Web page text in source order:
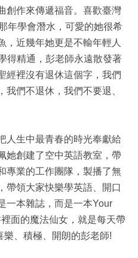
創作來傳遞福音。喜歡臺灣
年學會潛水，可愛的她很希
，近幾年她更是不輸年輕人
得精通，彭老師永遠散發著
經裡沒有退休這個字，我們
們不退休，我們不要退、
人生中最青春的時光奉獻給
她創建了空中英語教室，帶
專業的工作團隊，製播了無
帶領大家快樂學英語、開口
一本雜誌，而是一本Your
面的魔法仙女，就是每天帶
、積極、開朗的彭老師!